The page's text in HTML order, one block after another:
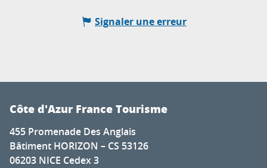
Signaler une erreur
Côte d'Azur France Tourisme
455 Promenade Des Anglais
Bâtiment HORIZON – CS 53126
06203 NICE Cedex 3